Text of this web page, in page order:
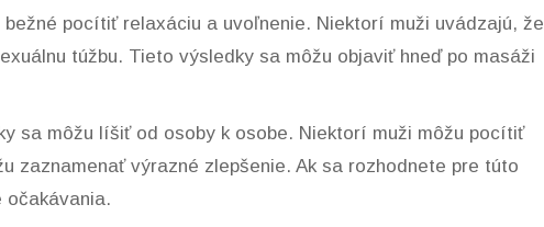
pocítiť relaxáciu a uvoľnenie. Niektorí muži uvádzajú, že
túžbu. Tieto výsledky sa môžu objaviť hneď po masáži
sa môžu líšiť od osoby k osobe. Niektorí muži môžu pocítiť
zaznamenať výrazné zlepšenie. Ak sa rozhodnete pre túto
očakávania.